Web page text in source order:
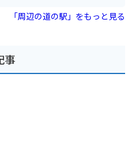
では、地元の食材を使った料理を楽し
。おすすめは、信州サーモンを使った
望む絶景を眺めながら、地元のグルメ
周辺には、大王わさび農場や、穂高神
ットも点在しているので、観光の拠点
「周辺の道の駅」をもっと見る
事